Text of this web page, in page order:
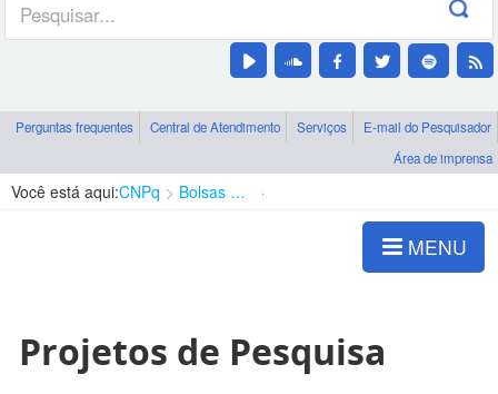
Perguntas frequentes Central de Atendimento Serviços
E-mail do Pesquisador
Área de imprensa
Você está aqui:CNPq Bolsas e Auxílios Vigentes
MENU
Projetos de Pesquisa